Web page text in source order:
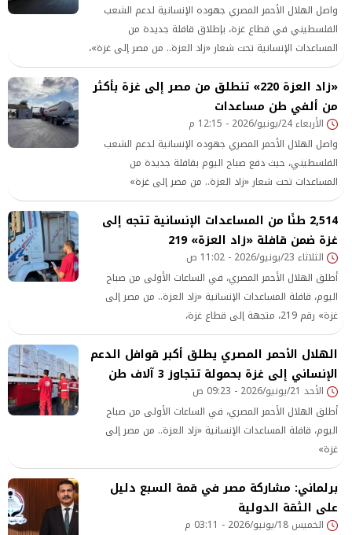
واصل الهلال الأحمر المصري جهوده الإنسانية لدعم الشعب
الفلسطيني في قطاع غزة، بإطلاق قافلة جديدة من
المساعدات الإنسانية تحت شعار «زاد العزة.. من مصر إلى غزة»،
والتي تحمل الرقم 223، في إطار الجهود المصرية المتواصلة
لتخفيف المعاناة الإنسانية التي يعيشها سكان القطاع جراء
الظروف الصعبة التي يواجهونها.
«زاد العزة 220» تنطلق من مصر إلى غزة بأكثر
من ألفي طن مساعدات
الأربعاء 24/يونيو/2026 - 12:15 م
واصل الهلال الأحمر المصري جهوده الإنسانية لدعم الشعب
الفلسطيني، حيث دفع صباح اليوم بقافلة جديدة من
المساعدات تحت شعار «زاد العزة.. من مصر إلى غزة»
2,514 طنًا من المساعدات الإنسانية تتجه إلى
غزة ضمن قافلة «زاد العزة» 219
الثلاثاء 23/يونيو/2026 - 11:02 ص
أطلق الهلال الأحمر المصري، في الساعات الأولى من صباح
اليوم، قافلة المساعدات الإنسانية «زاد العزة.. من مصر إلى
غزة» رقم 219، متجهة إلى قطاع غزة،
الهلال الأحمر المصري يطلق أكبر قوافل الدعم
الإنساني إلى غزة بحمولة تتجاوز 3 آلاف طن
الأحد 21/يونيو/2026 - 09:23 ص
أطلق الهلال الأحمر المصري، في الساعات الأولى من صباح
اليوم، قافلة المساعدات الإنسانية «زاد العزة.. من مصر إلى
غزة»
برلماني: مشاركة مصر في قمة السبع دليل
على الثقة الدولية
الخميس 18/يونيو/2026 - 03:11 م